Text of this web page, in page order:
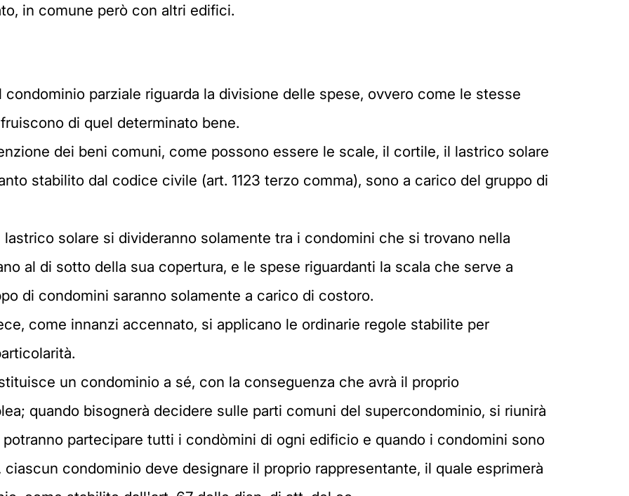
in comune però con altri edifici.
parziale riguarda la divisione delle spese, ovvero come le stesse
di quel determinato bene.
dei beni comuni, come possono essere le scale, il cortile, il lastrico solare
stabilito dal codice civile (art. 1123 terzo comma), sono a carico del gruppo di
solare si divideranno solamente tra i condomini che si trovano nella
al di sotto della sua copertura, e le spese riguardanti la scala che serve a
di condomini saranno solamente a carico di costoro.
come innanzi accennato, si applicano le ordinarie regole stabilite per
un condominio a sé, con la conseguenza che avrà il proprio
quando bisognerà decidere sulle parti comuni del supercondominio, si riunirà
partecipare tutti i condòmini di ogni edificio e quando i condomini sono
condominio deve designare il proprio rappresentante, il quale esprimerà